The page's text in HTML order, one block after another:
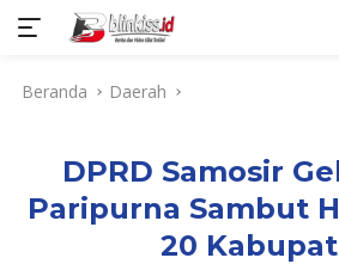
Beranda Daerah
DPRD Samosir
Paripurna Sambut
20